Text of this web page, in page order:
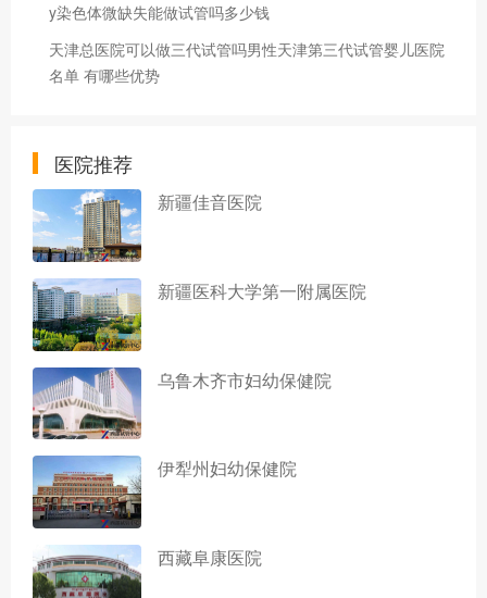
y染色体微缺失能做试管吗多少钱
天津总医院可以做三代试管吗男性天津第三代试管婴儿医院
名单 有哪些优势
医院推荐
新疆佳音医院
新疆医科大学第一附属医院
乌鲁木齐市妇幼保健院
伊犁州妇幼保健院
西藏阜康医院